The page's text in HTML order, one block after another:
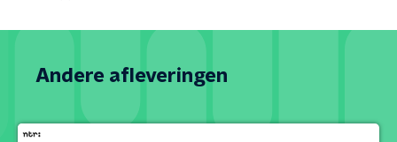
Andere afleveringen